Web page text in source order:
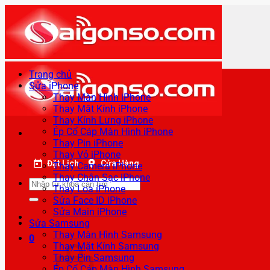
qua
nội
dung
Đặt Lịch Cửa Hàng
Tìm
kiếm:
0
Trang chủ
Sửa iPhone
Thay Màn Hình iPhone
Thay Mặt Kính iPhone
Thay Kính Lưng iPhone
Ép Cổ Cáp Màn Hình iPhone
Thay Pin iPhone
Thay Vỏ iPhone
Thay Camera iPhone
Thay Chân Sạc iPhone
Thay Loa iPhone
Sửa Face ID iPhone
Sửa Main iPhone
Sửa Samsung
Thay Màn Hình Samsung
Thay Mặt Kính Samsung
Thay Pin Samsung